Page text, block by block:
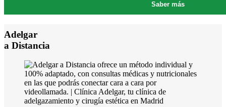
Saber más
Adelgar
a Distancia